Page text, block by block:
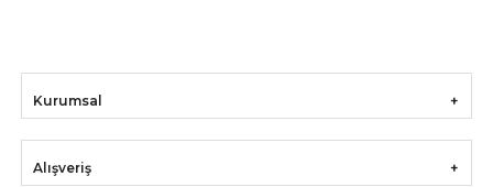
Kurumsal
Alışveriş